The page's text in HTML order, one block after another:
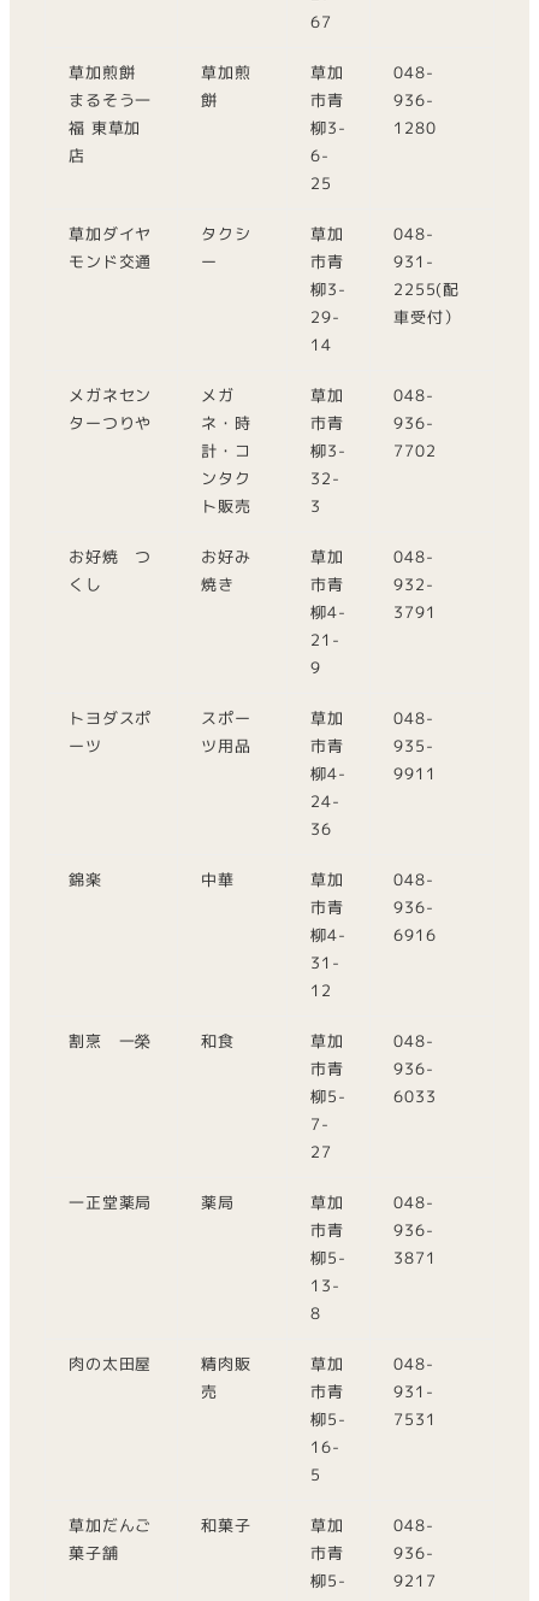
67
草加煎餅
まるそう一
福 東草加
店
草加煎
餅
草加
市青
柳3-
6-
25
048-
936-
1280
草加ダイヤ
モンド交通
タクシ
ー
草加
市青
柳3-
29-
14
048-
931-
2255(配
車受付）
メガネセン
ターつりや
メガ
ネ・時
計・コ
ンタク
ト販売
草加
市青
柳3-
32-
3
048-
936-
7702
お好焼 つ
くし
お好み
焼き
草加
市青
柳4-
21-
9
048-
932-
3791
トヨダスポ
ーツ
スポー
ツ用品
草加
市青
柳4-
24-
36
048-
935-
9911
錦楽 中華
草加
市青
柳4-
31-
12
048-
936-
6916
割烹 一榮 和食
草加
市青
柳5-
7-
27
048-
936-
6033
一正堂薬局 薬局
草加
市青
柳5-
13-
8
048-
936-
3871
肉の太田屋
精肉販
売
草加
市青
柳5-
16-
5
048-
931-
7531
草加だんご
菓子舗
和菓子
草加
市青
柳5-
048-
936-
9217